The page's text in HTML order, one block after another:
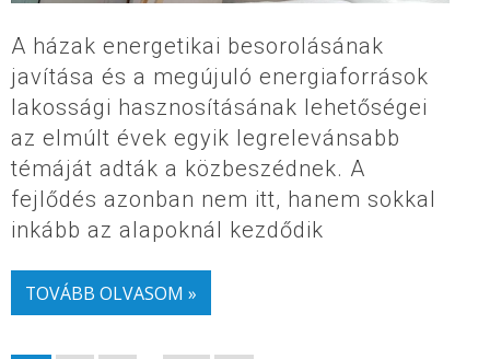
A házak energetikai besorolásának
javítása és a megújuló energiaforrások
lakossági hasznosításának lehetőségei
az elmúlt évek egyik legrelevánsabb
témáját adták a közbeszédnek. A
fejlődés azonban nem itt, hanem sokkal
inkább az alapoknál kezdődik
TOVÁBB OLVASOM »